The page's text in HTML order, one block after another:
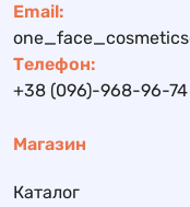
Email:
Телефон:
+38 (096)-968-96-74
Магазин
Каталог